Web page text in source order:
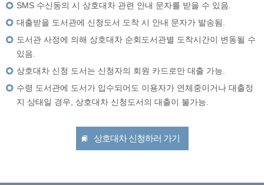
SMS 수신동의 시 상호대차 관련 안내 문자를 받을 수 있음.
대출받을 도서관에 신청도서 도착 시 안내 문자가 발송됨.
도서관 사정에 의해 상호대차 순회도서관별 도착시간이 변동될 수
있음.
상호대차 신청 도서는 신청자의 회원 카드로만 대출 가능.
수령 도서관에 도서가 입수되어도 이용자가 연체중이거나 대출정
지 상태일 경우, 상호대차 신청도서의 대출이 불가능.
상호대차 신청하러 가기